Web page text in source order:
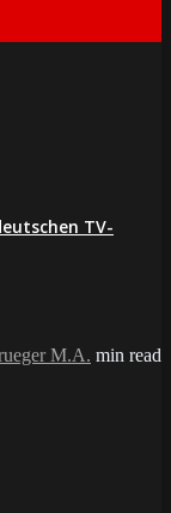
TV-
M.A. min read